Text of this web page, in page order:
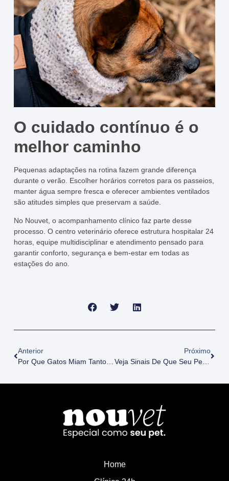
O cuidado contínuo é o
melhor caminho
Pequenas adaptações na rotina fazem grande diferença
durante o verão. Escolher horários corretos para os passeios,
manter água sempre fresca e oferecer ambientes ventilados
são atitudes simples que preservam a saúde.
No Nouvet, o acompanhamento clínico faz parte desse
processo. O centro veterinário oferece estrutura hospitalar 24
horas, equipe multidisciplinar e atendimento pensado para
garantir conforto, segurança e bem-estar em todas as
estações do ano.
Anterior
Por Que Gatos Miam Tanto? Entenda O Que Os Diferentes Sons Querem Dizer
Próximo
Veja Sinais De Que Seu Pet Engoliu Um Objeto Estranho
Home